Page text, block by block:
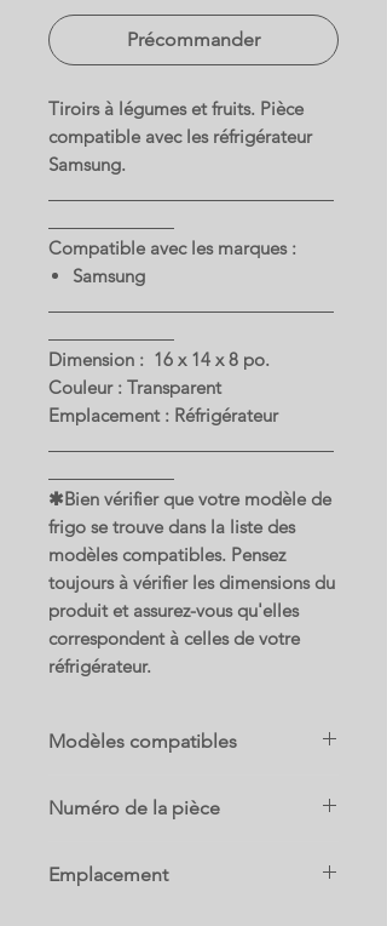
Précommander
Tiroirs à légumes et fruits. Pièce
compatible avec les réfrigérateur
Samsung.
Compatible avec les marques :
Samsung
Dimension : 16 x 14 x 8 po.
Couleur : Transparent
Emplacement : Réfrigérateur
✱Bien vérifier que votre modèle de
frigo se trouve dans la liste des
modèles compatibles. Pensez
toujours à vérifier les dimensions du
produit et assurez-vous qu'elles
correspondent à celles de votre
réfrigérateur.
Modèles compatibles
RF29BB860012/AA
RF29BB8200APAA
RF30BB6200QLAA
Numéro de la pièce
Emplacement